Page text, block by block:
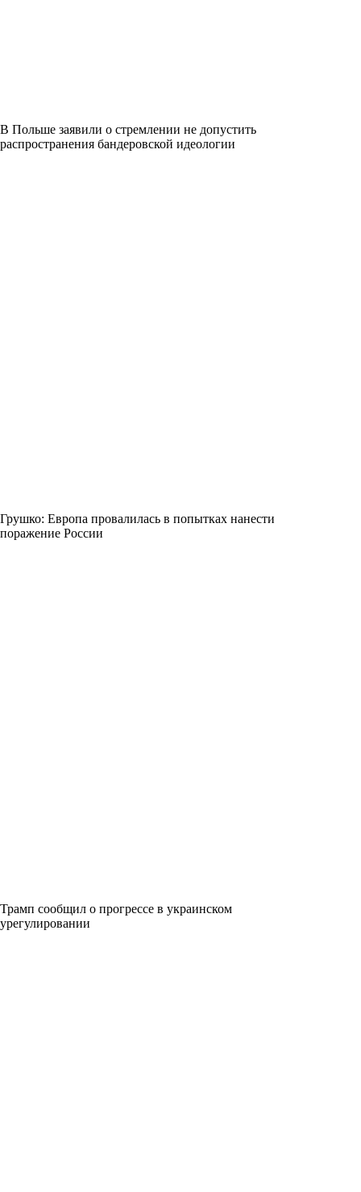
В Польше заявили о стремлении не допустить
распространения бандеровской идеологии
Грушко: Европа провалилась в попытках нанести
поражение России
Трамп сообщил о прогрессе в украинском
урегулировании